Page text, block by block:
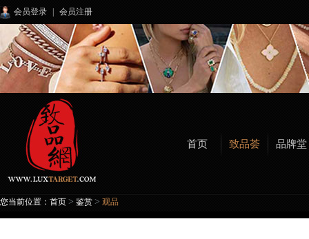
会员登录 会员注册
首页 致品荟 品牌堂
您当前位置： 首页 > 鉴赏 > 观品